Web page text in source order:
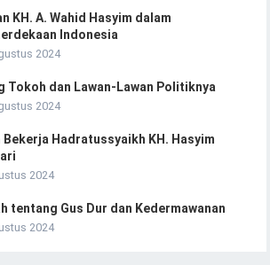
KH. A. Wahid Hasyim dalam
Indonesia
2024
Tokoh dan Lawan-Lawan Politiknya
2024
Bekerja Hadratussyaikh KH. Hasyim
2024
tentang Gus Dur dan Kedermawanan
2024